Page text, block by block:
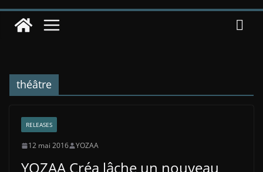
théâtre
RELEASES
12 mai 2016 YOZAA
YOZAA Créa lâche un nouveau